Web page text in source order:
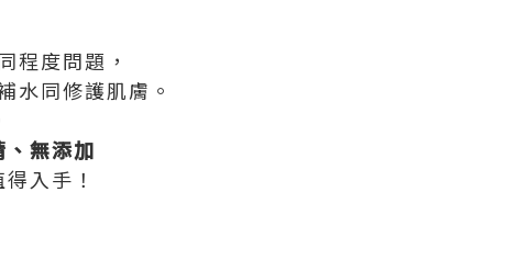
程度問題，
水同修護肌膚。
無添加
入手！